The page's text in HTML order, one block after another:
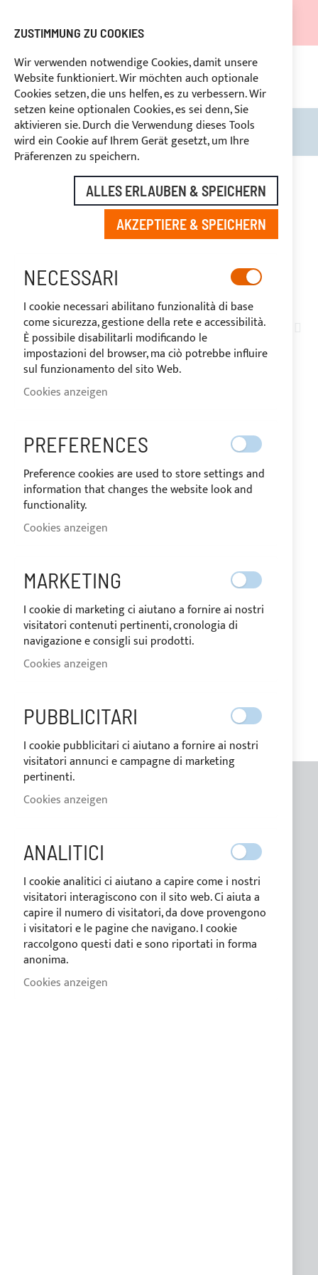
AUSGESETZT.
RABATTE FÜR BRANCHENBETREIBER VORBEHALTEN
RÜCKTRITTSRECHTinnerhalb von 14 Tagen
Search
DELPHIA YACHTS
566ELEMENTE
Bögen für DELPHIA 29 -
Edelstahl Ø 25mm
ALLGEMEINE INFORMATIONEN
Blog
Zahlungsbedingungen
Bedingungen der verkauf
ZUSTIMMUNG ZU COOKIES
Wir verwenden notwendige Cookies, damit unsere
Website funktioniert. Wir möchten auch optionale
Cookies setzen, die uns helfen, es zu verbessern. Wir
setzen keine optionalen Cookies, es sei denn, Sie
aktivieren sie. Durch die Verwendung dieses Tools
wird ein Cookie auf Ihrem Gerät gesetzt, um Ihre
Präferenzen zu speichern.
ALLES ERLAUBEN & SPEICHERN
AKZEPTIERE & SPEICHERN
NECESSARI
I cookie necessari abilitano funzionalità di base
come sicurezza, gestione della rete e accessibilità.
È possibile disabilitarli modificando le
impostazioni del browser, ma ciò potrebbe influire
sul funzionamento del sito Web.
Cookies anzeigen
PREFERENCES
Preference cookies are used to store settings and
information that changes the website look and
functionality.
Cookies anzeigen
MARKETING
I cookie di marketing ci aiutano a fornire ai nostri
visitatori contenuti pertinenti, cronologia di
navigazione e consigli sui prodotti.
Cookies anzeigen
PUBBLICITARI
I cookie pubblicitari ci aiutano a fornire ai nostri
visitatori annunci e campagne di marketing
pertinenti.
Cookies anzeigen
ANALITICI
I cookie analitici ci aiutano a capire come i nostri
visitatori interagiscono con il sito web. Ci aiuta a
capire il numero di visitatori, da dove provengono
i visitatori e le pagine che navigano. I cookie
raccolgono questi dati e sono riportati in forma
anonima.
Cookies anzeigen